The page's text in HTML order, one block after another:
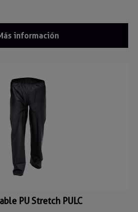
información
PU Stretch PULC